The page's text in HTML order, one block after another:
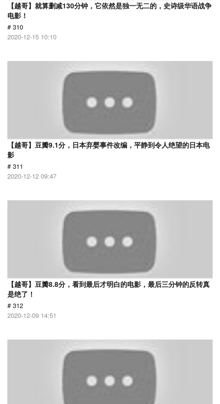
【越哥】就算删减130分钟，它依然是独一无二的，史诗级华语战争
电影！
# 310
2020-12-15 10:10
【越哥】豆瓣9.1分，日本弃婴事件改编，平静到令人绝望的日本电
影
# 311
2020-12-12 09:47
【越哥】豆瓣8.8分，看到最后才明白的电影，最后三分钟的反转真
是绝了！
# 312
2020-12-09 14:51